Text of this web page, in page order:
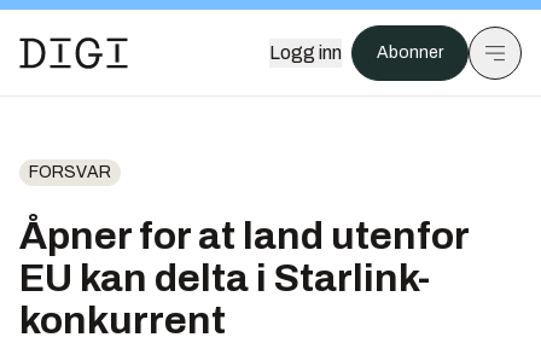
Logg inn Abonner
FORSVAR
Åpner for at land utenfor
EU kan delta i Starlink-
konkurrent